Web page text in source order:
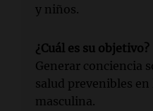
y niños.
¿Cuál es su objetivo?
Generar conciencia
salud prevenibles
masculina.